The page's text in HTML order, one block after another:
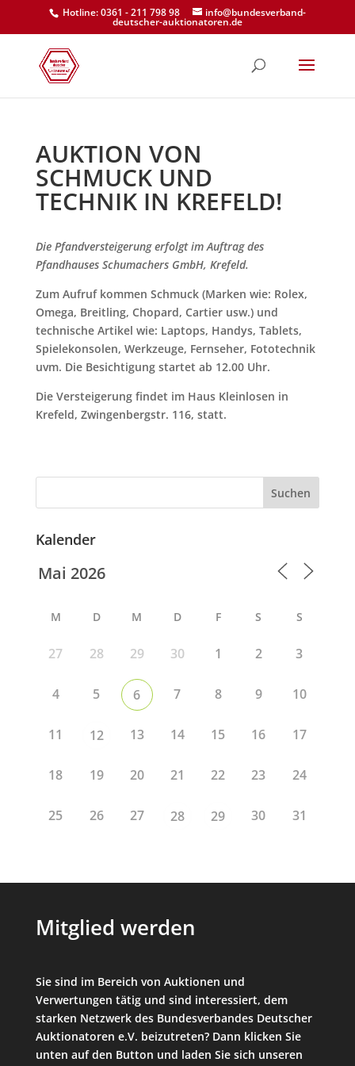
Hotline: 0361 - 211 798 98 info@bundesverband-
deutscher-auktionatoren.de
AUKTION VON
SCHMUCK UND
TECHNIK IN KREFELD!
Die Pfandversteigerung erfolgt im Auftrag des
Pfandhauses Schumachers GmbH, Krefeld.
Zum Aufruf kommen Schmuck (Marken wie: Rolex,
Omega, Breitling, Chopard, Cartier usw.) und
technische Artikel wie: Laptops, Handys, Tablets,
Spielekonsolen, Werkzeuge, Fernseher, Fototechnik
uvm. Die Besichtigung startet ab 12.00 Uhr.
Die Versteigerung findet im Haus Kleinlosen in
Krefeld, Zwingenbergstr. 116, statt.
Suchen
Kalender
M D M D F S S
27 28 29 30 1 2 3
4 5 6 7 8 9 10
11 12 13 14 15 16 17
18 19 20 21 22 23 24
25 26 27 28 29 30 31
Mitglied werden
Sie sind im Bereich von Auktionen und
Verwertungen tätig und sind interessiert, dem
starken Netzwerk des Bundesverbandes Deutscher
Auktionatoren e.V. beizutreten? Dann klicken Sie
unten auf den Button und laden Sie sich unseren